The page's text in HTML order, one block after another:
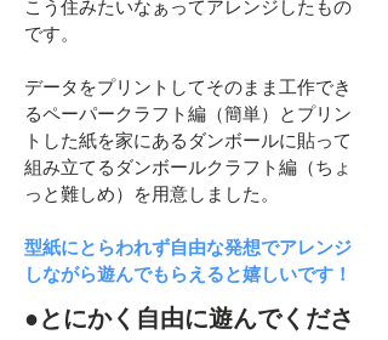
こう住みたいなぁってアレンジしたもの
です。
​データをプリントしてそのまま工作でき
るペーパークラフト編（簡単）とプリン
トした紙を家にあるダンボールに貼って
組み立てるダンボールクラフト編（ちょ
っと難しめ）を用意しました。
型紙にとらわれず自由な発想でアレンジ
しながら遊んでもらえると嬉しいです！
●とにかく自由に遊んでくださ